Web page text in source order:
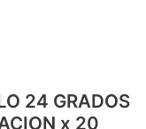
24 GRADOS
x 20